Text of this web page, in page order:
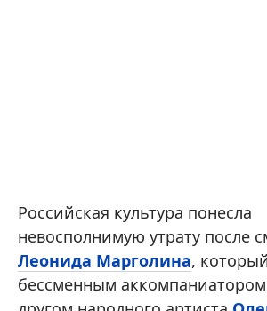
Российская культура понесла
невосполнимую утрату после
Леонида Марголина,
бессменным